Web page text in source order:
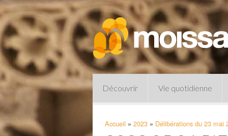
Découvrir Vie quotidienne
Accueil » 2023 » Délibérations du 23 mai